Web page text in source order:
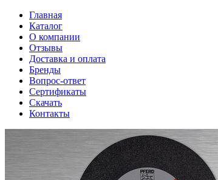
Главная
Каталог
О компании
Отзывы
Доставка и оплата
Бренды
Вопрос-ответ
Сертификаты
Скачать
Контакты